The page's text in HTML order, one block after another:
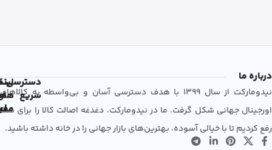
درباره ما
نیدومارکت از سال 1399 با هدف دسترسی آسان و بی‌واسطه به کالاهای
اورجینال جهانی شکل گرفت. ما در نیدومارکت، دغدغه اصالت کالا را برای شما
رفع کردیم تا با خیالی آسوده، بهترین‌های بازار جهانی را در خانه داشته باشید.
دسترسی
سریع